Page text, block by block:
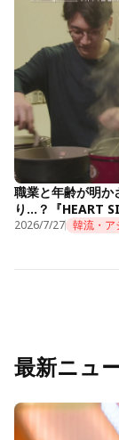
職業と年齢が明か
り…？『HEART
2026/7/27 韓流・ア
最新ニュ